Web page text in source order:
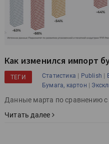
Как изменился импорт
ТЕГИ Статистика | Publish |
Бумага, картон |
Данные марта по сравнению с
Читать далее